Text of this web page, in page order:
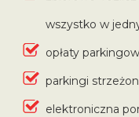
wszystko w
opłaty
parkingi
elektroniczna